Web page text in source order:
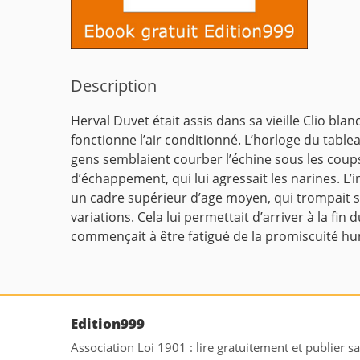
Description
Herval Duvet était assis dans sa vieille Clio
fonctionne l’air conditionné. L’horloge du
gens semblaient courber l’échine sous les
d’échappement, qui lui agressait les narines.
un cadre supérieur d’age moyen, qui trompait
variations. Cela lui permettait d’arriver à la fin
commençait à être fatigué de la promiscuité
Edition999
Association Loi 1901 : lire gratuitement et publier